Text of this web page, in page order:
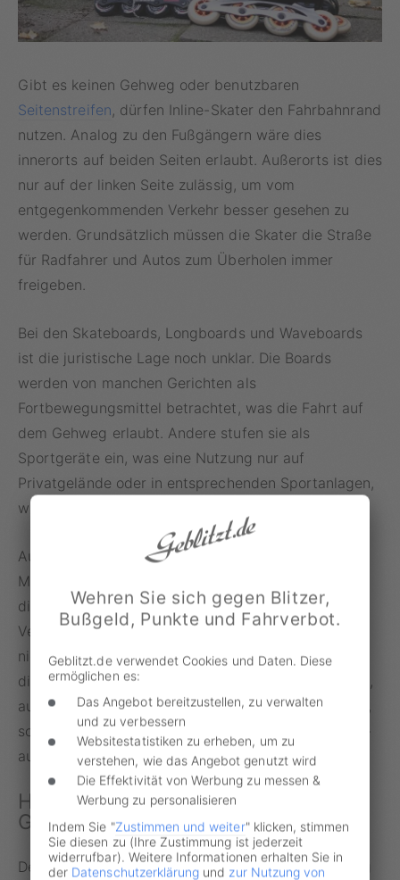
Gibt es keinen Gehweg oder benutzbaren
Seitenstreifen, dürfen Inline-Skater den Fahrbahnrand
nutzen. Analog zu den Fußgängern wäre dies
innerorts auf beiden Seiten erlaubt. Außerorts ist dies
nur auf der linken Seite zulässig, um vom
entgegenkommenden Verkehr besser gesehen zu
werden. Grundsätzlich müssen die Skater die Straße
für Radfahrer und Autos zum Überholen immer
freigeben.
Bei den Skateboards, Longboards und Waveboards
ist die juristische Lage noch unklar. Die Boards
werden von manchen Gerichten als
Fortbewegungsmittel betrachtet, was die Fahrt auf
dem Gehweg erlaubt. Andere stufen sie als
Sportgeräte ein, was eine Nutzung nur auf
Privatgelände oder in entsprechenden Sportanlagen,
wie z.B. Halfpipes, zulässt.
Auch wenn die E-Skateboards, Hoverboards und
Monowheels elektrisch angetrieben werden, fallen
diese nicht unter die Elektrokleinstfahrzeuge-
Verordnung. Sie sind im öffentlichen Straßenverkehr
nicht zugelassen. Daher drohen für die Nutzung
dieser Spaßmobile, die mehr als 6 km/h schnell sind,
auf öffentlichen Verkehrswegen nicht nur Bußgelder,
sondern man ist in der Regel auch nicht versichert –
auch nicht über die Privathaftpflichtversicherung.
Hilfe im Bußgeldverfahren über
Geblitzt.de
Der Online-Service der CODUKA GmbH arbeitet eng
Wehren Sie sich gegen Blitzer,
Bußgeld, Punkte und Fahrverbot.
Geblitzt.de verwendet Cookies und Daten. Diese
ermöglichen es:
Das Angebot bereitzustellen, zu verwalten
und zu verbessern
Websitestatistiken zu erheben, um zu
verstehen, wie das Angebot genutzt wird
Die Effektivität von Werbung zu messen &
Werbung zu personalisieren
Indem Sie "Zustimmen und weiter" klicken, stimmen
Sie diesen zu (Ihre Zustimmung ist jederzeit
widerrufbar). Weitere Informationen erhalten Sie in
der Datenschutzerklärung und zur Nutzung von